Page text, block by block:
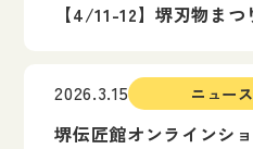
【4/11-12】堺刃物まつ
2026.3.15 ニュース
堺伝匠館オンラインシ